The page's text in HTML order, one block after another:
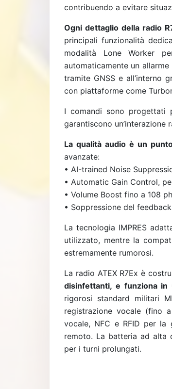
contribuendo a evitare
Ogni dettaglio della radio
principali funzionalità
modalità Lone Worker
automaticamente un
tramite GNSS e all’interno
con piattaforme come
I comandi sono progettati
garantiscono un’interazione
La qualità audio è un
avanzate:
• AI-trained Noise
• Automatic Gain Control,
• Volume Boost fino a 108
• Soppressione del
La tecnologia IMPRES
utilizzato, mentre la
estremamente rumorosi.
La radio ATEX R7Ex è
disinfettanti, e funziona
rigorosi standard militari
registrazione vocale (fino
vocale, NFC e RFID per la
remoto. La batteria ad alta
per i turni prolungati.